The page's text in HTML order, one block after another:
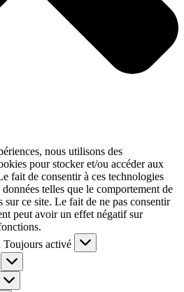
nous utilisons des
pour stocker et/ou accéder aux
fait de consentir à ces technologies
telles que le comportement de
ce site. Le fait de ne pas consentir
peut avoir un effet négatif sur
Toujours activé